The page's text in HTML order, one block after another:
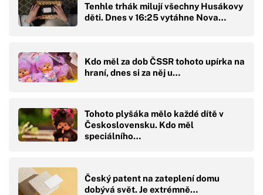
Tenhle trhák milují všechny Husákovy
děti. Dnes v 16:25 vytáhne Nova…
Kdo měl za dob ČSSR tohoto upírka na
hraní, dnes si za něj u…
Tohoto plyšáka mělo každé dítě v
Československu. Kdo měl
speciálního…
Český patent na zateplení domu
dobývá svět. Je extrémně…